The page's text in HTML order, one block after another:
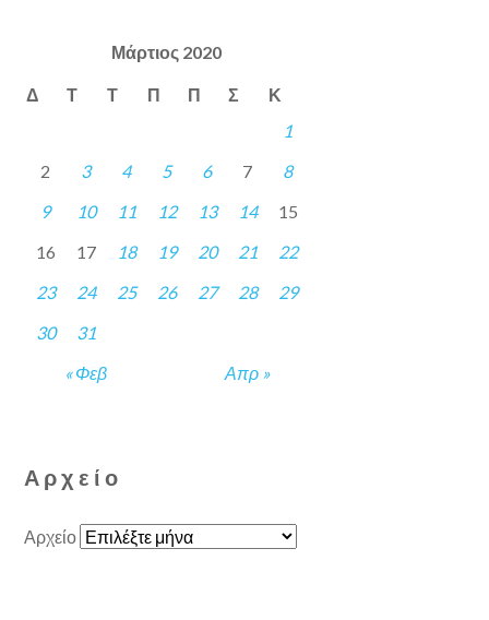
Μάρτιος 2020
Δ Τ Τ Π Π Σ Κ
« Φεβ Απρ »
1
2
3 4 5 6 7
8
9
10 11 12 13 14
15
16
17 18 19 20 21
22
23
24 25 26 27 28
29
30
31
Αρχείο
Αρχείο